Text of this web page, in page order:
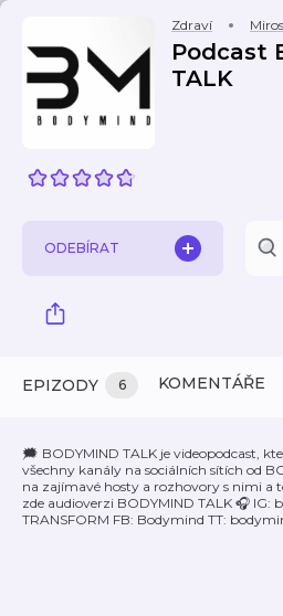
Zdraví
Podcast
TALK
ODEBÍRAT
EPIZODY 6 KOMENTÁŘE
🗯️ BODYMIND TALK je videopodcast,
všechny kanály na sociálních sítích od
na zajímavé hosty a rozhovory s nimi a
zde audioverzi BODYMIND TALK 🎧 IG:
TRANSFORM FB: Bodymind TT: